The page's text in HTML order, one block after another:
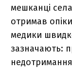
мешканці
отримав
медики
зазначають: